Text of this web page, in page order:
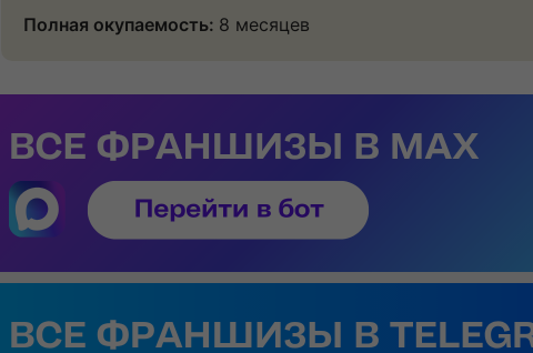
Полная окупаемость: 8 месяцев